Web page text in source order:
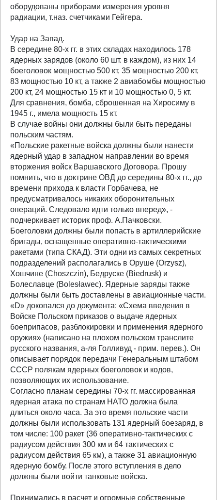
оборудованы приборами измерения уровня
радиации, т.наз. счетчиками Гейгера.
Удар на Запад.
В середине 80-х гг. в этих складах находилось 178
ядерных зарядов (около 60 шт. в каждом), из них 14
боеголовок мощностью 500 кт, 35 мощностью 200 кт,
83 мощностью 10 кт, а также 2 авиабомбы мощностью
200 кт, 24 мощностью 15 кт и 10 мощностью 0, 5 кт.
Для сравнения, бомба, сброшенная на Хиросиму в
1945 г., имела мощность 15 кт.
В случае войны они должны были быть переданы
польским частям.
«Польские ракетные войска должны были нанести
ядерный удар в западном направлении во время
вторжения войск Варшавского Договора. Прошу
помнить, что в доктрине ОВД до середины 80-х гг., до
времени прихода к власти Горбачева, не
предусматривалось никаких оборонительных
операций. Следовало идти только вперед», -
подчеркивает историк проф. А.Пачковски.
Боеголовки должны были попасть в артиллерийские
бригады, оснащенные оперативно-тактическими
ракетами (типа СКАД). Эти одни из самых секретных
подразделений располагались в Оруше (Orzysz),
Хошчине (Choszсzin), Бедруске (Biedrusk) и
Болеславце (Bolesławеc). Ядерные заряды также
должны были быть доставлены в авиационные части.
«D» докопался до документа: «Схема введения в
Войске Польском приказов о выдаче ядерных
боеприпасов, разблокировки и применения ядерного
оружия» (написано на плохом польском транслите
русского названия, а-ля Голливуд - прим. перев.). Он
описывает порядок передачи Генеральным штабом
СССР полякам ядерных боеголовок и кодов,
позволяющих их использование.
Согласно планам середины 70-х гг. массированная
ядерная атака по странам НАТО должна была
длиться около часа. За это время польские части
должны были использовать 131 ядерный боезаряд, в
том числе: 100 ракет (36 оперативно-тактических с
радиусом действия 300 км и 64 тактических с
радиусом действия 65 км), а также 31 авиационную
ядерную бомбу. После этого вступления в дело
должны были войти танковые войска.
Принимались в расчет и огромные собственные